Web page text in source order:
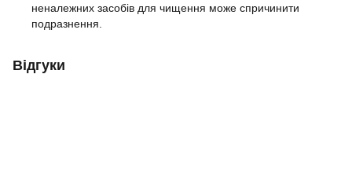
неналежних засобів для чищення може спричинити
подразнення.
Відгуки